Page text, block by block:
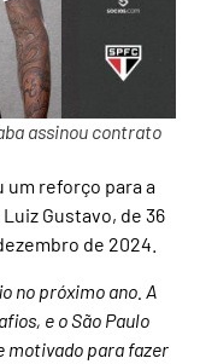
assinou contrato
um reforço para a
Gustavo, de 36
de 2024.
no próximo ano. A
e o São Paulo
motivado para fazer